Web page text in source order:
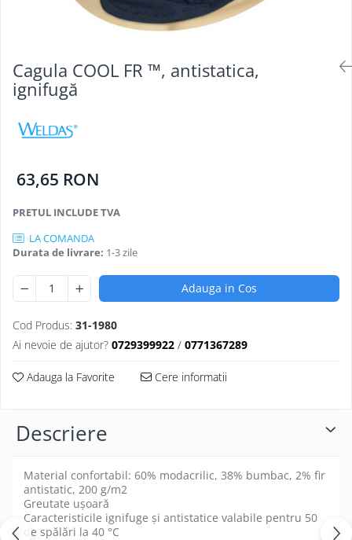
Cagula COOL FR ™, antistatica,
ignifugă
63,65 RON
PRETUL INCLUDE TVA
LA COMANDA
Durata de livrare: 1-3 zile
Adauga in Cos
Cod Produs: 31-1980
Ai nevoie de ajutor? 0729399922 / 0771367289
Adauga la Favorite Cere informatii
Descriere
Material confortabil: 60% modacrilic, 38% bumbac, 2% fir
antistatic, 200 g/m2
Greutate ușoară
Caracteristicile ignifuge și antistatice valabile pentru 50
de spălări la 40 °C